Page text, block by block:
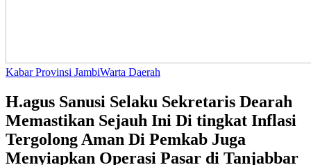
Kabar Provinsi JambiWarta Daerah
H.agus Sanusi Selaku Sekretaris Dearah
Memastikan Sejauh Ini Di tingkat Inflasi
Tergolong Aman Di Pemkab Juga
Menyiapkan Operasi Pasar di Tanjabbar